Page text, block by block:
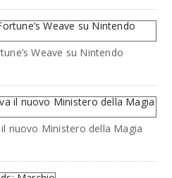
Weave su Nintendo
nuovo Ministero della Magia